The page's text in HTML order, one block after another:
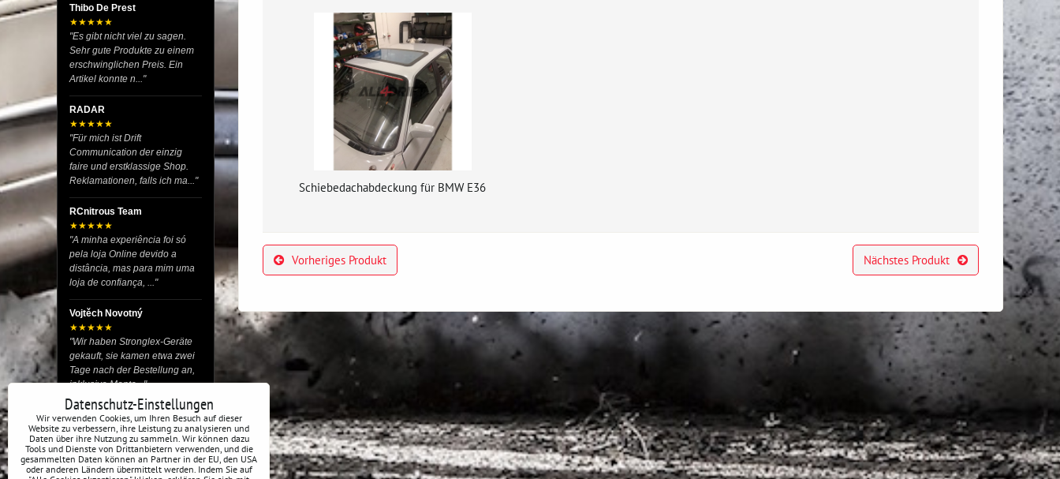
Schiebedachabdeckung für BMW E36
Vorheriges Produkt Nächstes Produkt
Thibo De Prest
★★★★★
"Es gibt nicht viel zu sagen.
Sehr gute Produkte zu einem
erschwinglichen Preis. Ein
Artikel konnte n..."
RADAR
★★★★★
"Für mich ist Drift
Communication der einzig
faire und erstklassige Shop.
Reklamationen, falls ich ma..."
RCnitrous Team
★★★★★
"A minha experiência foi só
pela loja Online devido a
distância, mas para mim uma
loja de confiança, ..."
Vojtěch Novotný
★★★★★
"Wir haben Stronglex-Geräte
gekauft, sie kamen etwa zwei
Tage nach der Bestellung an,
inklusive Monta..."
josef helmich
★★★★★
"Hier gibt es viele Dinge, die
du für dein Drift-Auto
verwenden kannst, egal ob
Datenschutz-Einstellungen
Wir verwenden Cookies, um Ihren Besuch auf dieser
Website zu verbessern, ihre Leistung zu analysieren und
Daten über ihre Nutzung zu sammeln. Wir können dazu
Tools und Dienste von Drittanbietern verwenden, und die
gesammelten Daten können an Partner in der EU, den USA
oder anderen Ländern übermittelt werden. Indem Sie auf